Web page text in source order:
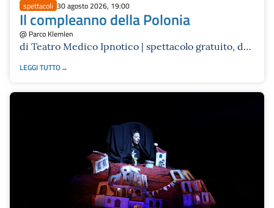
spettacoli 30 agosto 2026, 19:00
Il compleanno della Polonia
@ Parco Klemlen
di Teatro Medico Ipnotico | spettacolo gratuito, dai
LEGGI TUTTO